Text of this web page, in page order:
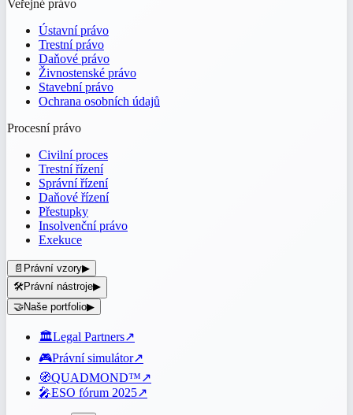
Veřejné právo
Ústavní právo
Trestní právo
Daňové právo
Živnostenské právo
Stavební právo
Ochrana osobních údajů
Procesní právo
Civilní proces
Trestní řízení
Správní řízení
Daňové řízení
Přestupky
Insolvenční právo
Exekuce
📄 Právní vzory▶
🛠️Právní nástroje▶
🤝Naše portfolio▶
🏛️Legal Partners↗
🎮Právní simulátor↗
🧭QUADMOND™↗
🎤ESO fórum 2025↗